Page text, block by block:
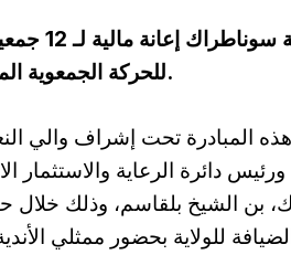
قدمت
للحركة الجمعوية المحلية، وفقًا لما أفادت به مصالح الولاية يوم الإثنين.
المبادرة تحت إشراف والي
ورئيس دائرة الرعاية والاستثمار
بن الشيخ بلقاسم، وذلك خلال
للولاية بحضور ممثلي